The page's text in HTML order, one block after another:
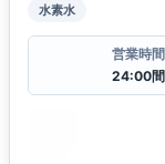
水素水
営業時間
24:00間